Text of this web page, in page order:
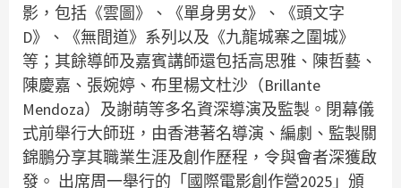
影，包括《雲圖》、《單身男女》、《頭文字
D》、《無間道》系列以及《九龍城寨之圍城》
等；其餘導師及嘉賓講師還包括高思雅、陳哲藝、
陳慶嘉、張婉婷、布里楊文杜沙（Brillante
Mendoza）及謝萌等多名資深導演及監製。閉幕儀
式前舉行大師班，由香港著名導演、編劇、監製關
錦鵬分享其職業生涯及創作歷程，令與會者深獲啟
發。 出席周一舉行的「國際電影創作營2025」頒